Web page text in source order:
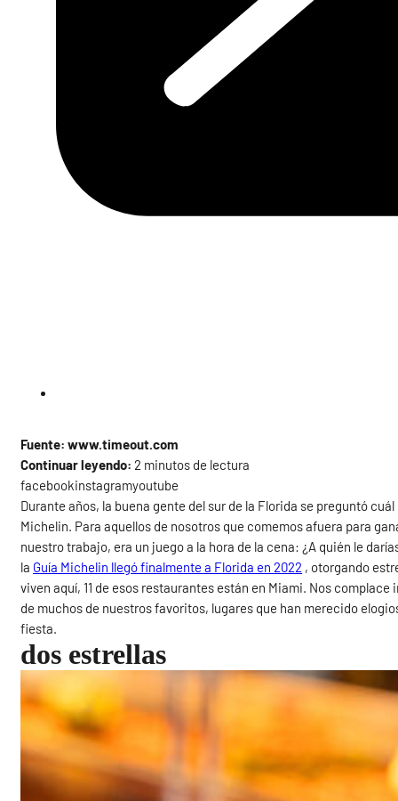
Fuente: www.timeout.com
Continuar leyendo: 2 minutos de lectura
facebookinstagramyoutube
Durante años, la buena gente del sur de la Florida se preguntó
Michelin. Para aquellos de nosotros que comemos afuera para
nuestro trabajo, era un juego a la hora de la cena: ¿A quién le
la Guía Michelin llegó finalmente a Florida en 2022 , otorgando
viven aquí, 11 de esos restaurantes están en Miami. Nos
de muchos de nuestros favoritos, lugares que han merecido
fiesta.
dos estrellas